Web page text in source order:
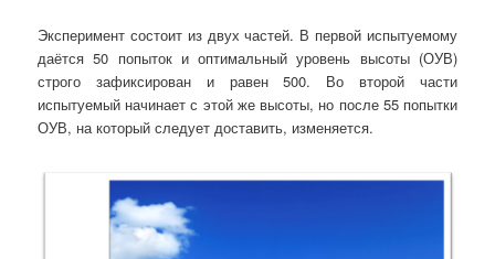
Эксперимент состоит из двух частей. В первой испытуемому
даётся 50 попыток и оптимальный уровень высоты (ОУВ)
строго зафиксирован и равен 500. Во второй части
испытуемый начинает с этой же высоты, но после 55 попытки
ОУВ, на который следует доставить, изменяется.